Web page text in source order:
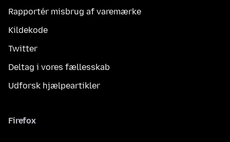
Rapportér misbrug af varemærke
Kildekode
Twitter
Deltag i vores fællesskab
Udforsk hjælpeartikler
Firefox